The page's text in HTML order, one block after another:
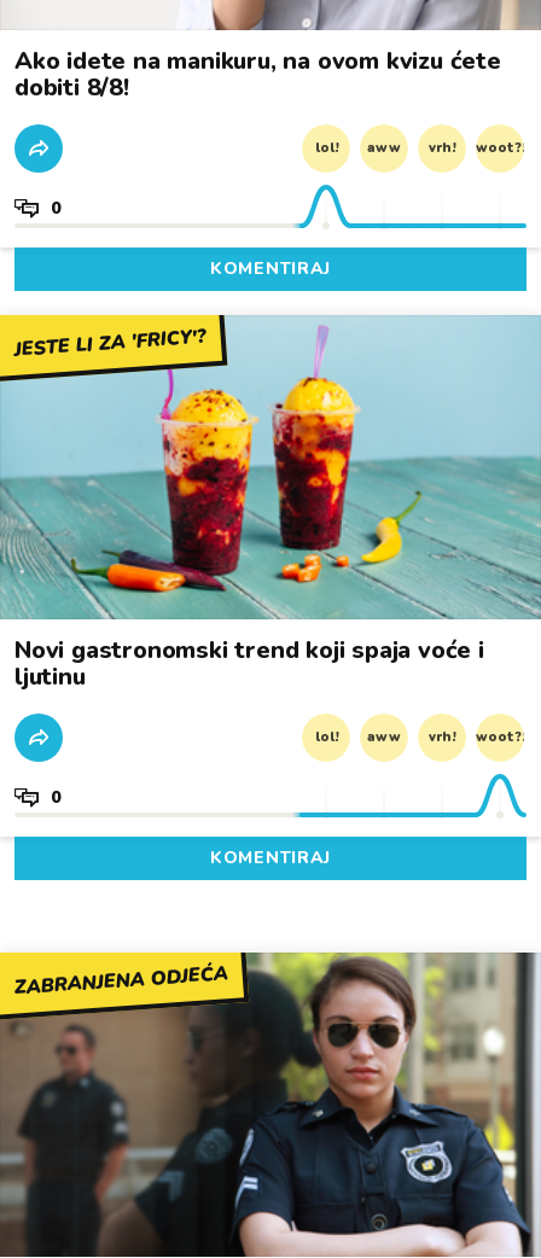
Ako idete na manikuru, na ovom kvizu ćete
dobiti 8/8!
lol! aww vrh! woot?!
0
KOMENTIRAJ
JESTE LI ZA 'FRICY'?
Novi gastronomski trend koji spaja voće i
ljutinu
lol! aww vrh! woot?!
0
KOMENTIRAJ
ZABRANJENA ODJEĆA